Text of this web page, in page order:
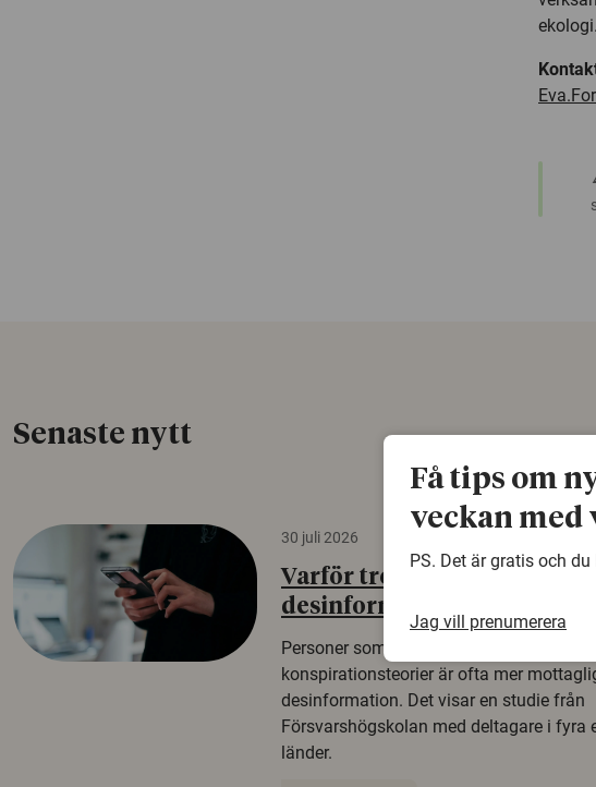
ekologi.
Senaste nytt
30 juli 2026
Varför tror vissa på rysk
desinformation?
Personer som är mer benägna att tro på
konspirationsteorier är ofta mer
desinformation. Det visar en studie från
Försvarshögskolan med deltagare i fyra
länder.
Få tips om
veckan med
PS. Det är gratis och
Jag vill prenumerera